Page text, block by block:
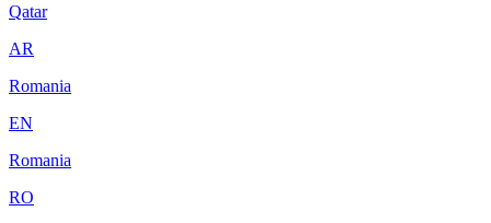
Qatar
AR
Romania
EN
Romania
RO